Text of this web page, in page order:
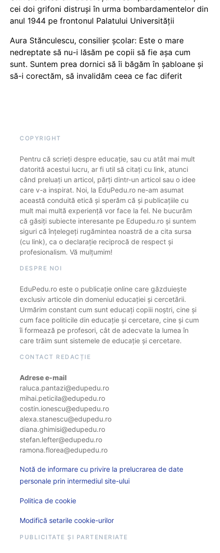
cei doi grifoni distruși în urma bombardamentelor din
anul 1944 pe frontonul Palatului Universității
Aura Stănculescu, consilier școlar: Este o mare
nedreptate să nu-i lăsăm pe copii să fie așa cum
sunt. Suntem prea dornici să îi băgăm în șabloane și
să-i corectăm, să invalidăm ceea ce fac diferit
COPYRIGHT
Pentru că scrieți despre educație, sau cu atât mai mult
datorită acestui lucru, ar fi util să citați cu link, atunci
când preluați un articol, părți dintr-un articol sau o idee
care v-a inspirat. Noi, la EduPedu.ro ne-am asumat
această conduită etică și sperăm că și publicațiile cu
mult mai multă experiență vor face la fel. Ne bucurăm
că găsiți subiecte interesante pe Edupedu.ro și suntem
siguri că înțelegeți rugămintea noastră de a cita sursa
(cu link), ca o declarație reciprocă de respect și
profesionalism. Vă mulțumim!
DESPRE NOI
EduPedu.ro este o publicație online care găzduiește
exclusiv articole din domeniul educației și cercetării.
Urmărim constant cum sunt educați copiii noștri, cine și
cum face politicile din educație și cercetare, cine și cum
îi formează pe profesori, cât de adecvate la lumea în
care trăim sunt sistemele de educație și cercetare.
CONTACT REDACȚIE
Adrese e-mail
raluca.pantazi@edupedu.ro
mihai.peticila@edupedu.ro
costin.ionescu@edupedu.ro
alexa.stanescu@edupedu.ro
diana.ghimisi@edupedu.ro
stefan.lefter@edupedu.ro
ramona.florea@edupedu.ro
Notă de informare cu privire la prelucrarea de date
personale prin intermediul site-ului
Politica de cookie
Modifică setarile cookie-urilor
PUBLICITATE ȘI PARTENERIATE